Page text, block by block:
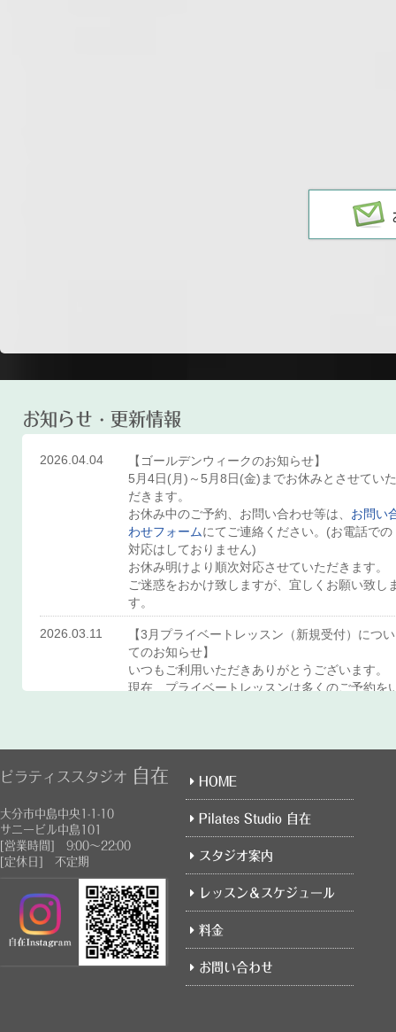
お知らせ・更新情報
2026.04.04
【ゴールデンウィークのお知らせ】
5月4日(月)～5月8日(金)までお休みとさせていた
だきます。
お休み中のご予約、お問い合わせ等は、 お問い
わせフォームにてご連絡ください。(お電話での
対応はしておりません)
お休み明けより順次対応させていただきます。
ご迷惑をおかけ致しますが、宜しくお願い致し
す。
2026.03.11
【3月プライベートレッスン（新規受付）につい
てのお知らせ】
いつもご利用いただきありがとうございます。
現在、プライベートレッスンは多くのご予約を
毎月ご予約が埋まりやすくなっておりますので
ご希望の方はお早めにお問い合わせください。
新規のお客様は、ホームページのお問い合わせ
ォームよりご予約ください。
皆さまのご予約を心よりお待ちしております。
2025.12.27
【1月プライベートレッスン空き状況】
平日19:00以降は満席。
日曜日は僅かですが空きがあります。
ピラティススタジオ 自在
大分市中島中央1-1-10
サニービル中島101
[営業時間] 9:00～22:00
[定休日] 不定期
HOME
Pilates Studio 自在
スタジオ案内
レッスン＆スケジュール
料金
お問い合わせ